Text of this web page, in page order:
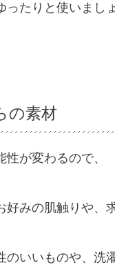
たりと使いまし
の素材
が変わるので、
好みの肌触りや、
いいものや、洗